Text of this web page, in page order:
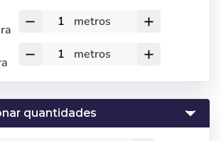
metros
remove add
metros
remove add
quantidades